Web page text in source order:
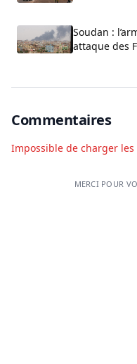
Soudan :
attaque des
Commentaires
Impossible de charger
MERCI POUR